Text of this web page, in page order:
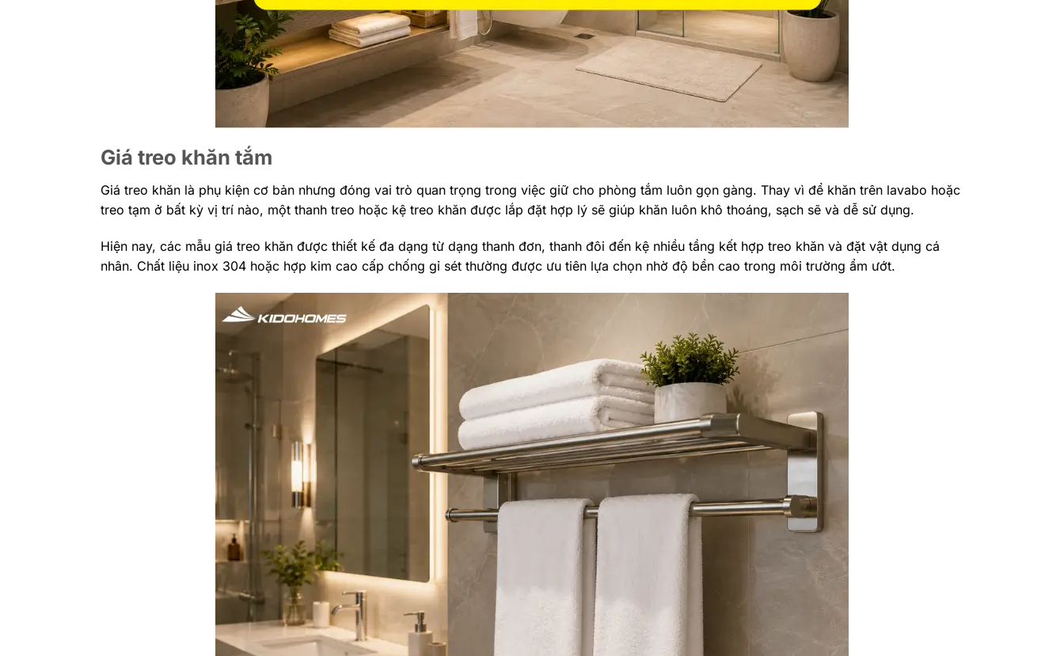
Giá treo khăn tắm
Giá treo khăn là phụ kiện cơ bản nhưng đóng vai trò quan trọng trong việc giữ cho phòng tắm luôn gọn gàng. Thay vì để khăn trên lavabo hoặc
treo tạm ở bất kỳ vị trí nào, một thanh treo hoặc kệ treo khăn được lắp đặt hợp lý sẽ giúp khăn luôn khô thoáng, sạch sẽ và dễ sử dụng.
Hiện nay, các mẫu giá treo khăn được thiết kế đa dạng từ dạng thanh đơn, thanh đôi đến kệ nhiều tầng kết hợp treo khăn và đặt vật dụng cá
nhân. Chất liệu inox 304 hoặc hợp kim cao cấp chống gỉ sét thường được ưu tiên lựa chọn nhờ độ bền cao trong môi trường ẩm ướt.